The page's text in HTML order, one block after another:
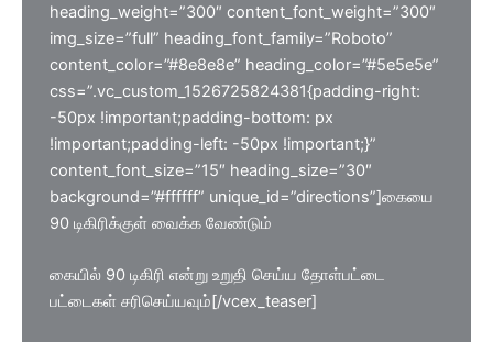
heading_weight=”300″ content_font_weight=”300″
img_size=”full” heading_font_family=”Roboto”
content_color=”#8e8e8e” heading_color=”#5e5e5e”
css=”.vc_custom_1526725824381{padding-right:
-50px !important;padding-bottom: px
!important;padding-left: -50px !important;}”
content_font_size=”15″ heading_size=”30″
background=”#ffffff” unique_id=”directions”]கையை
90 டிகிரிக்குள் வைக்க வேண்டும்
கையில் 90 டிகிரி என்று உறுதி செய்ய தோள்பட்டை
பட்டைகள் சரிசெய்யவும்[/vcex_teaser]